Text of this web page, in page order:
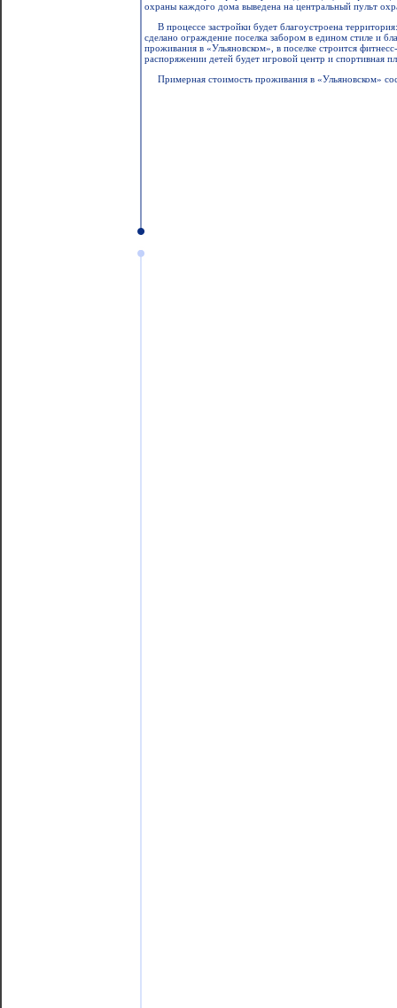
охраны каждого дома выведена на центральный пульт
В процессе застройки будет благоустроена
сделано ограждение поселка забором в едином стиле и
проживания в «Ульяновском», в поселке строится
распоряжении детей будет игровой центр и спортивная
Примерная стоимость проживания в «Ульяновском»